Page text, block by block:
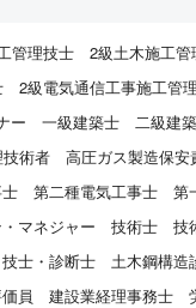
管理技士 2級土木施工管
2級電気通信工事施工管
ー 一級建築士 二級建
術者 高圧ガス製造保安
第二種電気工事士 第
マネジャー 技術士 技
士・診断士 土木鋼構造
員 建設業経理事務士